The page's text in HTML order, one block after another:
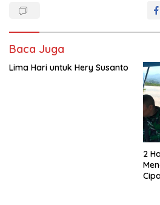
Baca Juga
Lima Hari untuk Hery Susanto
2